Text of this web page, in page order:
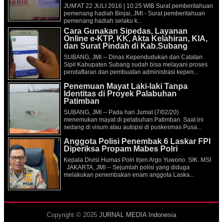
JUM'AT 22 JULI 2016 | 10:25 WIB Surat pemberitahuan
pemenang hadiah Binjai, JMI - Surat pemberitahuan
pemenang hadiah selaku k...
Cara Gunakan Sipedas, Layanan
Online e-KTP, KK, Akta Kelahiran, KIA,
dan Surat Pindah di Kab.Subang
SUBANG, JMI -- Dinas Kependudukan dan Catatan
Sipil Kabupaten Subang sudah bisa melayani proses
pendaftaran dan pembuatan administrasi kepen...
Penemuan Mayat Laki-laki Tanpa
Identitas di Proyek Palabuhan
Patimban
SUBANG, JMI -- Pada hari Jumat (7/02/20)
menemukan mayat di pelabuhan Patimban. Saat ini
sedang di visum atau autopsi di puskesmas Pusa...
Anggota Polisi Penembak 6 Laskar FPI
Diperiksa Propam Mabes Polri
Kepala Divisi Humas Polri Irjen Argo Yuwono. SIK. MSI
JAKARTA, JMI -- Sejumlah polisi yang diduga
melakukan penembakan enam anggota Laska...
Copyright © 2025 JURNAL MEDIA Indonesia